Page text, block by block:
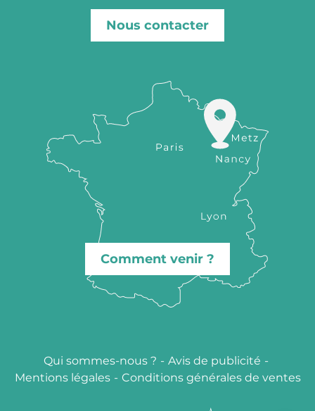
Nous contacter
Comment venir ?
Qui sommes-nous ? - Avis de publicité -
Mentions légales - Conditions générales de ventes